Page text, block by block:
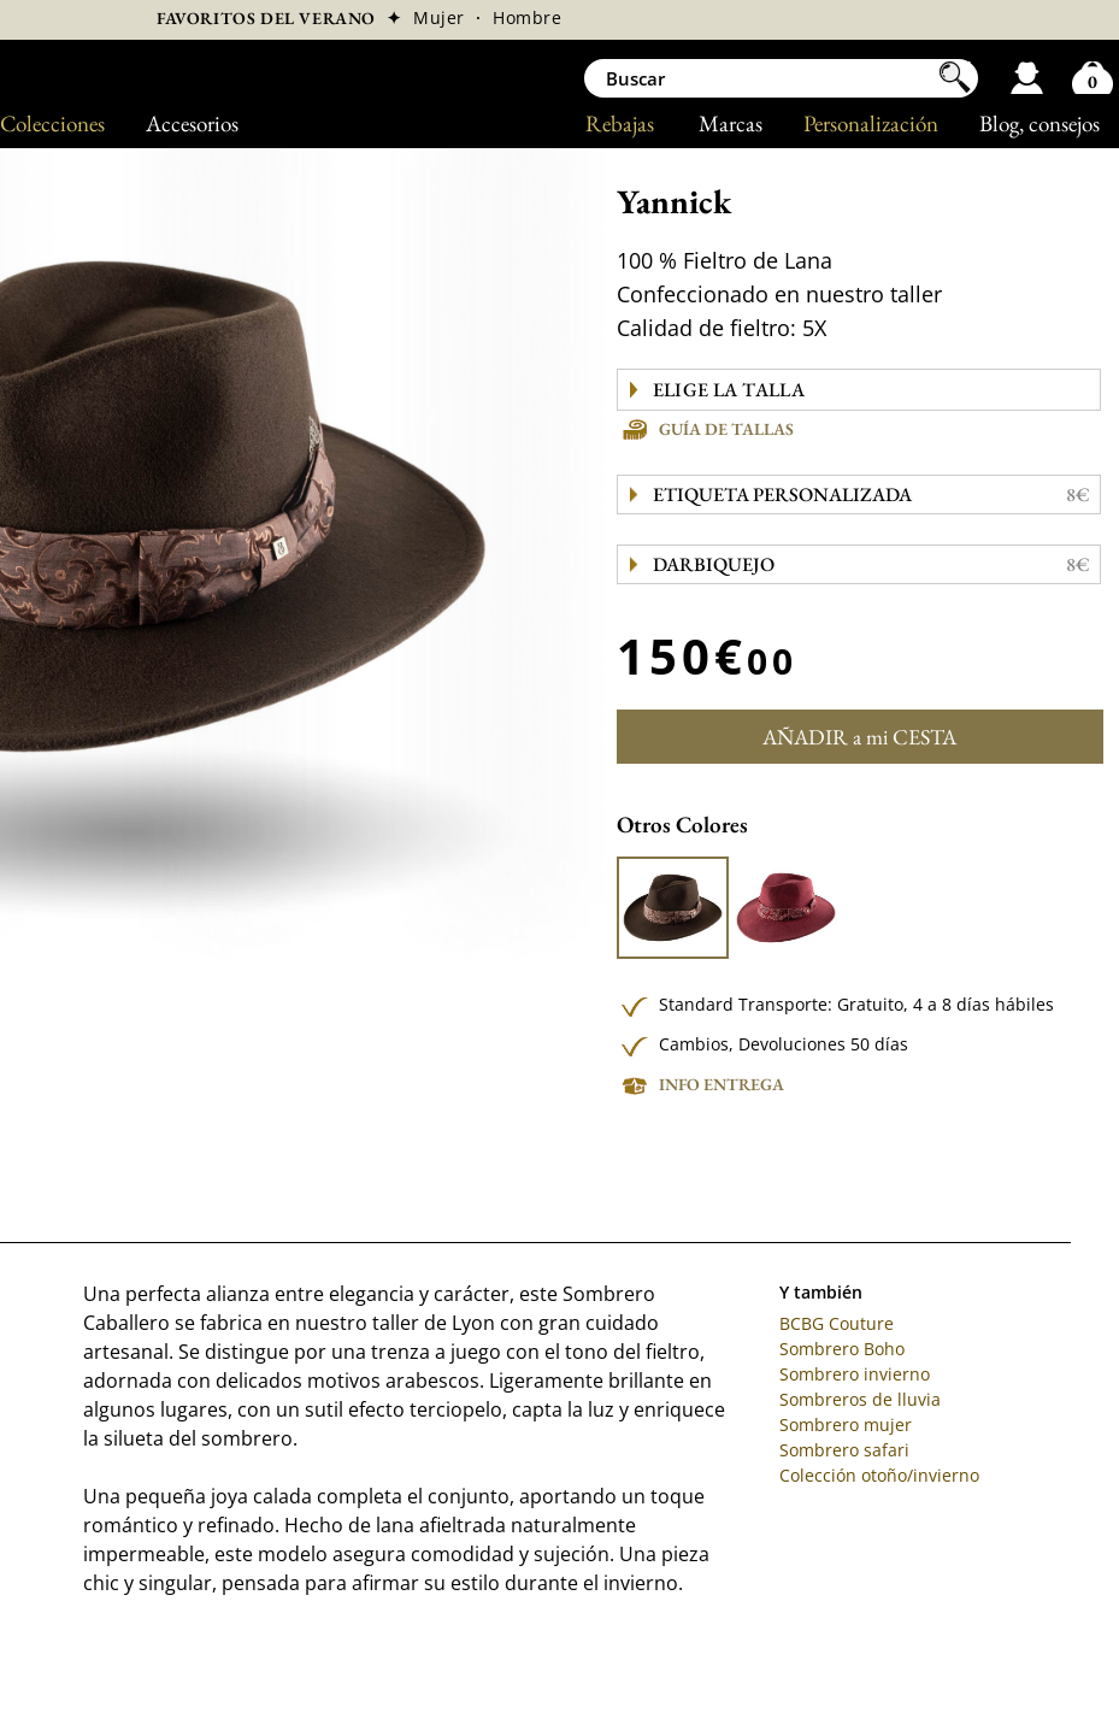
Colecciones Accesorios Blog, consejos
Personalización
Marcas
Rebajas
FAVORITOS DEL VERANO ✦ Mujer · Hombre
Yannick
100 % Fieltro de Lana
Confeccionado en nuestro taller
Calidad de fieltro: 5X
GUÍA DE TALLAS
ETIQUETA PERSONALIZADA 8€
DARBIQUEJO 8€
150€00
AÑADIR a mi CESTA
Otros Colores
Standard Transporte:Gratuito,4 a 8 días hábiles
Cambios, Devoluciones 50 días
INFO ENTREGA
Una perfecta alianza entre elegancia y carácter, este Sombrero
Caballero se fabrica en nuestro taller de Lyon con gran cuidado
artesanal. Se distingue por una trenza a juego con el tono del fieltro,
adornada con delicados motivos arabescos. Ligeramente brillante en
algunos lugares, con un sutil efecto terciopelo, capta la luz y enriquece
la silueta del sombrero.
Una pequeña joya calada completa el conjunto, aportando un toque
romántico y refinado. Hecho de lana afieltrada naturalmente
impermeable, este modelo asegura comodidad y sujeción. Una pieza
chic y singular, pensada para afirmar su estilo durante el invierno.
Y también
BCBG Couture
Sombrero Boho
Sombrero invierno
Sombreros de lluvia
Sombrero mujer
Sombrero safari
Colección otoño/invierno
0